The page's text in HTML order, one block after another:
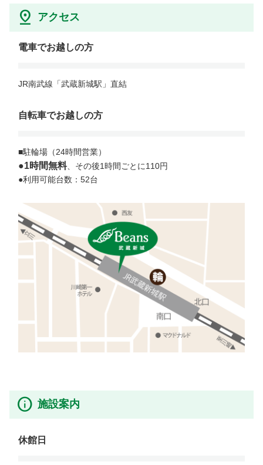
アクセス
電車でお越しの方
JR南武線「武蔵新城駅」直結
自転車でお越しの方
●1時間無料、その後1時間ごとに110円
●利用可能台数：52台
施設案内
休館日